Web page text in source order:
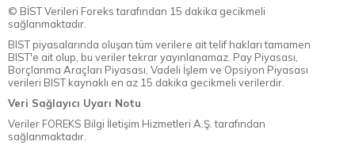
© BİST Verileri Foreks tarafından 15 dakika gecikmeli
sağlanmaktadır.
BIST piyasalarında oluşan tüm verilere ait telif hakları tamamen
BIST'e ait olup, bu veriler tekrar yayınlanamaz. Pay Piyasası,
Borçlanma Araçları Piyasası, Vadeli İşlem ve Opsiyon Piyasası
verileri BIST kaynaklı en az 15 dakika gecikmeli verilerdir.
Veri Sağlayıcı Uyarı Notu
Veriler FOREKS Bilgi İletişim Hizmetleri A.Ş. tarafından
sağlanmaktadır.